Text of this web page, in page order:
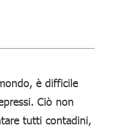
è difficile
Ciò non
tutti contadini,